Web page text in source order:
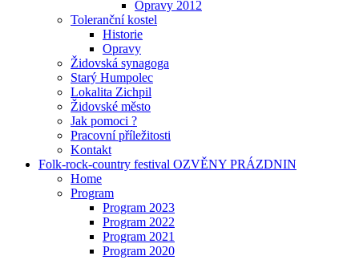
Opravy 2012
Toleranční kostel
Historie
Opravy
Židovská synagoga
Starý Humpolec
Lokalita Zichpil
Židovské město
Jak pomoci ?
Pracovní příležitosti
Kontakt
Folk-rock-country festival OZVĚNY PRÁZDNIN
Home
Program
Program 2023
Program 2022
Program 2021
Program 2020